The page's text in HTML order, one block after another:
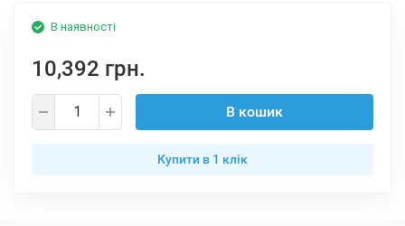
В наявності
10,392 грн.
В кошик
Купити в 1 клiк